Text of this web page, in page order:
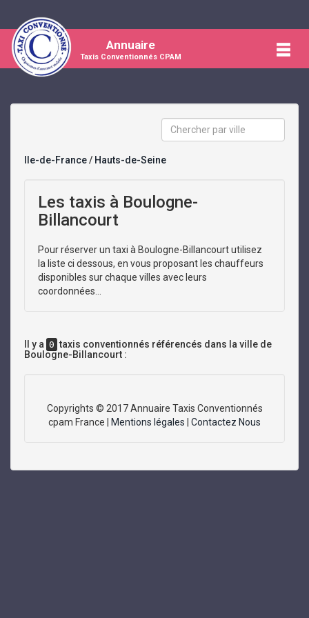
Annuaire
Taxis Conventionnés CPAM
Ile-de-France/ Hauts-de-Seine
Les taxis à Boulogne-
Billancourt
Pour réserver un taxi à Boulogne-Billancourt utilisez
la liste ci dessous, en vous proposant les chauffeurs
disponibles sur chaque villes avec leurs
coordonnées...
Il y a 0 taxis conventionnés référencés dans la ville de
Boulogne-Billancourt :
Copyrights © 2017 Annuaire Taxis Conventionnés
cpam France |
Mentions légales Contactez Nous